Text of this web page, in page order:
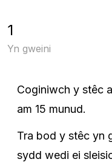
1
Yn gweini
Coginiwch y stêc
am 15 munud.
Tra bod y stêc yn
sydd wedi ei